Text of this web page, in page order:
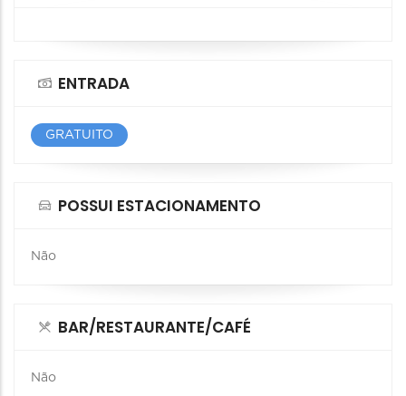
ENTRADA
GRATUITO
POSSUI ESTACIONAMENTO
Não
BAR/RESTAURANTE/CAFÉ
Não